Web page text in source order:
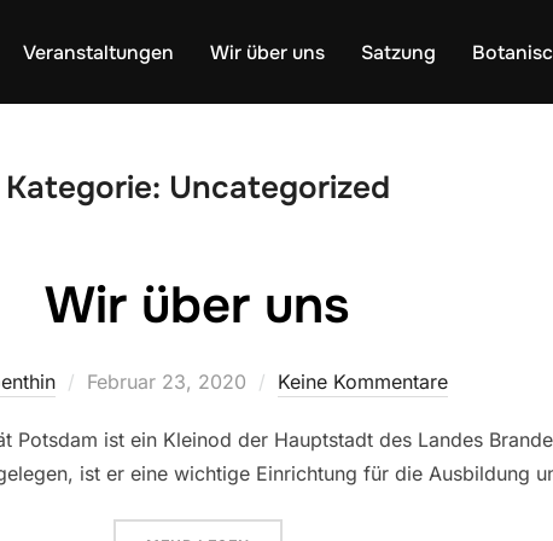
Veranstaltungen Wir über uns Satzung
Kategorie: Uncategorized
Wir über uns
Veröffentlicht
Februar 23, 2020 Keine Kommentare
Potsdam ist ein Kleinod der Hauptstadt des Landes
ist er eine wichtige Einrichtung für die Ausbildung